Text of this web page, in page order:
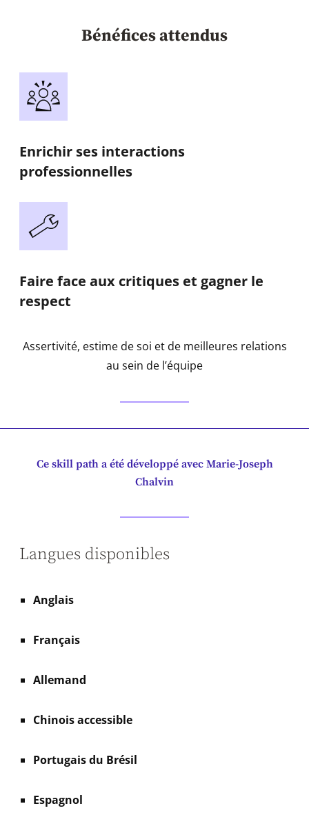
Bénéfices attendus
Enrichir ses interactions
professionnelles
Faire face aux critiques et gagner le
respect
Assertivité, estime de soi et de meilleures relations
au sein de l’équipe
Ce skill path a été développé avec Marie-Joseph
Chalvin
Langues disponibles
Anglais
Français
Allemand
Chinois accessible
Portugais du Brésil
Espagnol